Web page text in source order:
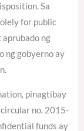
Sa
for public
aprubado ng
ng gobyerno ay
pinagtibay
no. 2015-
funds ay